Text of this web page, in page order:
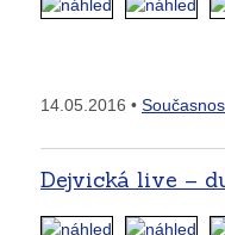
14.05.2016 •
Dejvická live –